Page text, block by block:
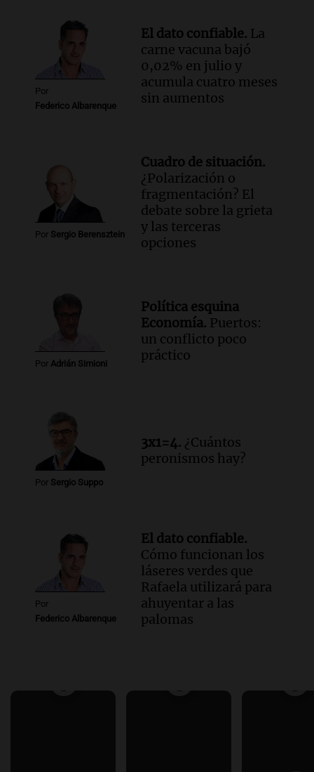
Fe relativiza el impacto del fallo sobre
jubilaciones en la provincia
Panorama Federal
Episodios
Por
Federico Albarenque
El dato confiable. La
carne vacuna bajó
0,02% en julio y
acumula cuatro meses
sin aumentos
Por Sergio Berensztein
Cuadro de situación.
¿Polarización o
fragmentación? El
debate sobre la grieta
y las terceras
opciones
Por Adrián Simioni
Política esquina
Economía. Puertos:
un conflicto poco
práctico
Por Sergio Suppo
3x1=4. ¿Cuántos
peronismos hay?
Por
Federico Albarenque
El dato confiable.
Cómo funcionan los
láseres verdes que
Rafaela utilizará para
ahuyentar a las
palomas